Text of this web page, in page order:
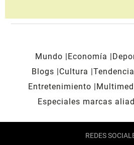
Mundo Economía
Blogs
Cultura
Entretenimiento
Especiales marcas
REDES